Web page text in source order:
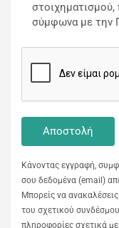
σύμφωνα με την
Κάνοντας εγγραφή,
σου δεδομένα (email)
Μπορείς να
του σχετικού
πληροφορίες σχετικά